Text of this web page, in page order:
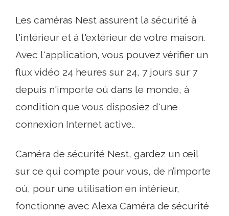
Les caméras Nest assurent la sécurité à
l'intérieur et à l'extérieur de votre maison.
Avec l'application, vous pouvez vérifier un
flux vidéo 24 heures sur 24, 7 jours sur 7
depuis n'importe où dans le monde, à
condition que vous disposiez d'une
connexion Internet active..
Caméra de sécurité Nest, gardez un œil
sur ce qui compte pour vous, de n’importe
où, pour une utilisation en intérieur,
fonctionne avec Alexa Caméra de sécurité